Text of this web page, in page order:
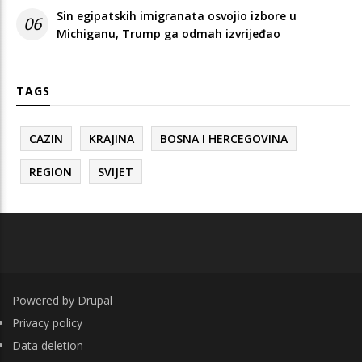
06
Sin egipatskih imigranata osvojio izbore u
Michiganu, Trump ga odmah izvrijeđao
TAGS
CAZIN KRAJINA BOSNA I HERCEGOVINA
REGION SVIJET
Powered by Drupal
FOOTER
Privacy policy
Data deletion